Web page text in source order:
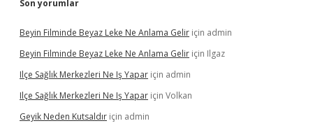
Son yorumlar
Beyin Filminde Beyaz Leke Ne Anlama Gelir için admin
Beyin Filminde Beyaz Leke Ne Anlama Gelir için Ilgaz
Ilçe Sağlık Merkezleri Ne Iş Yapar için admin
Ilçe Sağlık Merkezleri Ne Iş Yapar için Volkan
Geyik Neden Kutsaldır için admin